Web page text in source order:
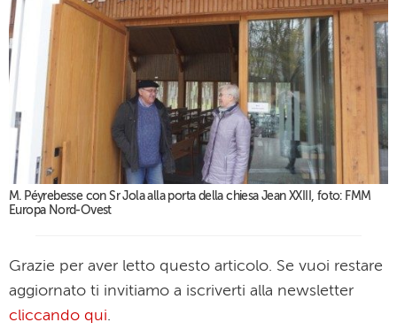
M. Péyrebesse con Sr Jola alla porta della chiesa Jean XXIII, foto: FMM
Europa Nord-Ovest
Grazie per aver letto questo articolo. Se vuoi restare
aggiornato ti invitiamo a iscriverti alla newsletter
cliccando qui